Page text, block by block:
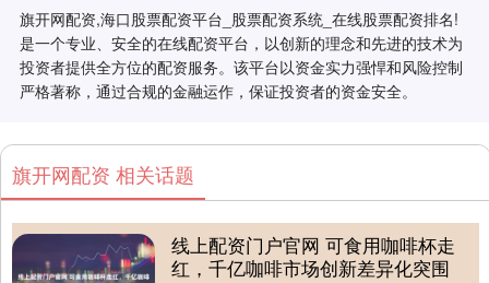
旗开网配资,海口股票配资平台_股票配资系统_在线股票配资排名!
是一个专业、安全的在线配资平台，以创新的理念和先进的技术为
投资者提供全方位的配资服务。该平台以资金实力强悍和风险控制
严格著称，通过合规的金融运作，保证投资者的资金安全。
旗开网配资 相关话题
线上配资门户官网 可食用咖啡杯走
红，千亿咖啡市场创新差异化突围